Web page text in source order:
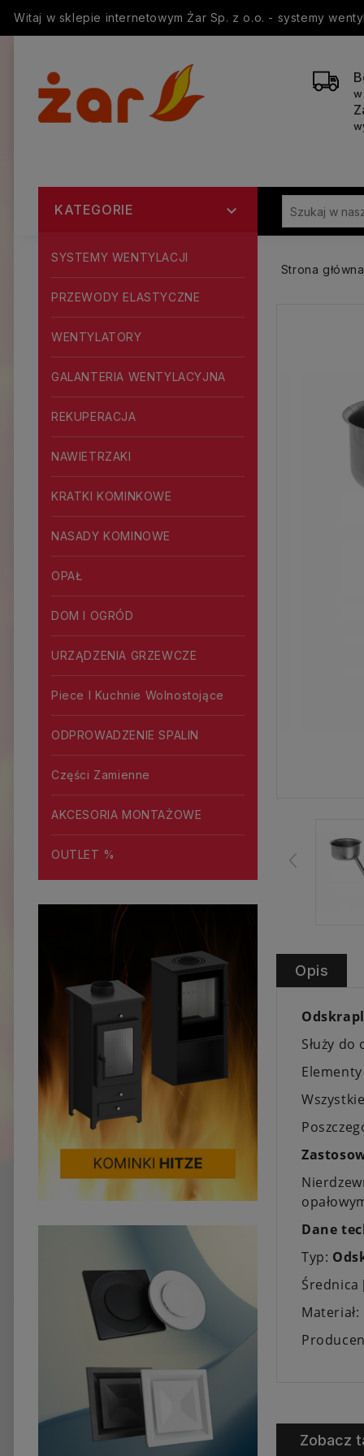
Witaj w sklepie internetowym Żar Sp. z o.o. - systemy
KATEGORIE 
SYSTEMY WENTYLACJI
PRZEWODY ELASTYCZNE
WENTYLATORY
GALANTERIA WENTYLACYJNA
REKUPERACJA
NAWIETRZAKI
KRATKI KOMINKOWE
NASADY KOMINOWE
OPAŁ
DOM I OGRÓD
URZĄDZENIA GRZEWCZE
Piece I Kuchnie Wolnostojące
ODPROWADZENIE SPALIN
Części Zamienne
AKCESORIA MONTAŻOWE
OUTLET %
Strona główna
Opis
Służy
Dane
Typ:
Średnica
Materiał:
Zobacz